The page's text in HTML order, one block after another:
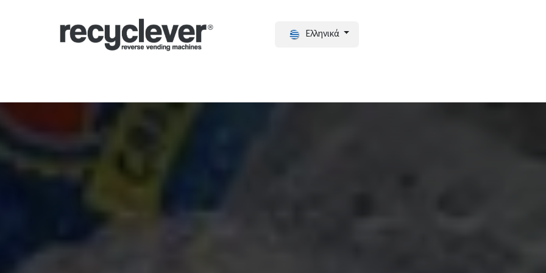
Ελληνικά